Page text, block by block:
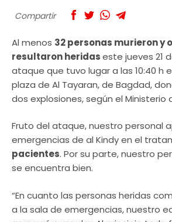
Compartir
Al menos 32 personas murieron y
resultaron heridaseste jueves 21
ataque que tuvo lugar a las 10:40 h
plaza de Al Tayaran, de Bagdad,
dos explosiones, según el Ministerio
Fruto del ataque, nuestro personal
emergencias de al Kindy en el
pacientes. Por su parte, nuestro
se encuentra bien.
“En cuanto las personas heridas
a la sala de emergencias, nuestro